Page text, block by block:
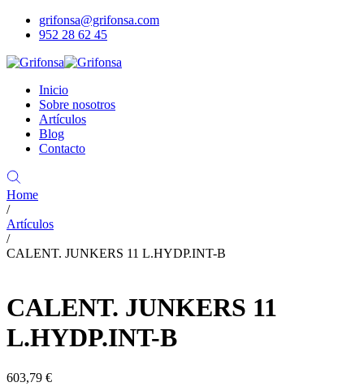
grifonsa@grifonsa.com
952 28 62 45
Inicio
Sobre nosotros
Artículos
Blog
Contacto
Home
/
Artículos
/
CALENT. JUNKERS 11 L.HYDP.INT-B
CALENT. JUNKERS 11
L.HYDP.INT-B
603,79 €